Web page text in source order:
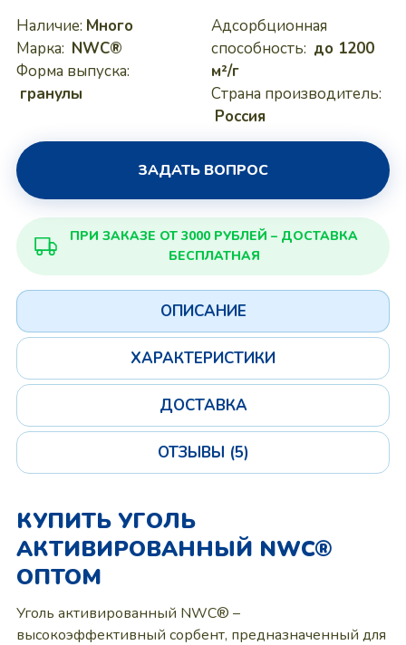
Наличие: Много
Марка: NWC®
Форма выпуска:
гранулы
Адсорбционная
способность: до 1200
м²/г
Страна производитель:
Россия
ЗАДАТЬ ВОПРОС
ПРИ ЗАКАЗЕ ОТ 3000 РУБЛЕЙ – ДОСТАВКА
БЕСПЛАТНАЯ
ОПИСАНИЕ
ХАРАКТЕРИСТИКИ
ДОСТАВКА
ОТЗЫВЫ (5)
КУПИТЬ УГОЛЬ
АКТИВИРОВАННЫЙ NWC®
ОПТОМ
Уголь активированный NWC® –
высокоэффективный сорбент, предназначенный для